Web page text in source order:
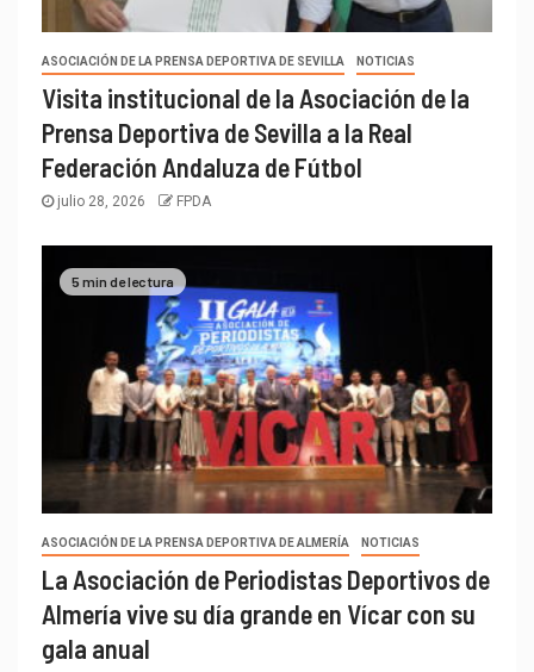
ASOCIACIÓN DE LA PRENSA DEPORTIVA DE SEVILLA NOTICIAS
Visita institucional de la Asociación de la
Prensa Deportiva de Sevilla a la Real
Federación Andaluza de Fútbol
julio 28, 2026 FPDA
5 min de lectura
ASOCIACIÓN DE LA PRENSA DEPORTIVA DE ALMERÍA NOTICIAS
La Asociación de Periodistas Deportivos de
Almería vive su día grande en Vícar con su
gala anual